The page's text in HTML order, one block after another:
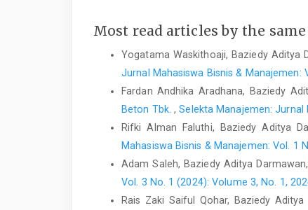
Most read articles by the
Yogatama Waskithoaji, Baziedy Aditya
Jurnal Mahasiswa Bisnis & Manajemen:
Fardan Andhika Aradhana, Baziedy
Beton Tbk.,Selekta Manajemen: Jurnal
Rifki Alman Faluthi, Baziedy Aditya
Mahasiswa Bisnis & Manajemen: Vol. 1
Adam Saleh, Baziedy Aditya Darmawan,
Vol. 3 No. 1 (2024): Volume 3, No. 1,
Rais Zaki Saiful Qohar, Baziedy